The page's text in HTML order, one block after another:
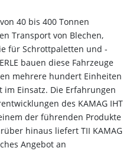
40 bis 400 Tonnen
Transport von Blechen,
für Schrottpaletten und -
bauen diese Fahrzeuge
mehrere hundert Einheiten
Einsatz. Die Erfahrungen
des KAMAG IHT
der führenden Produkte
hinaus liefert TII KAMAG
Angebot an